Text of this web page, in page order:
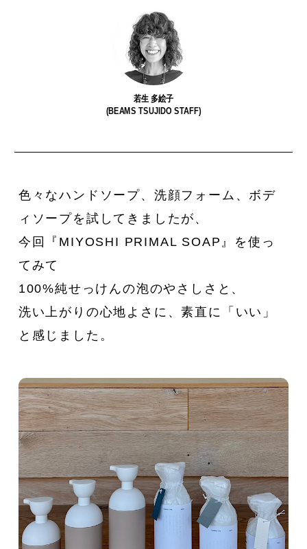
若生 多絵子
(BEAMS TSUJIDO STAFF)
色々なハンドソープ、洗顔フォーム、ボデ
ィソープを試してきましたが、
今回『MIYOSHI PRIMAL SOAP』を使っ
てみて
100%純せっけんの泡のやさしさと、
洗い上がりの心地よさに、素直に「いい」
と感じました。
テム8選。